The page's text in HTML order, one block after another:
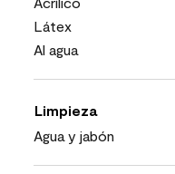
Látex
Al agua
Limpieza
Agua y jabón